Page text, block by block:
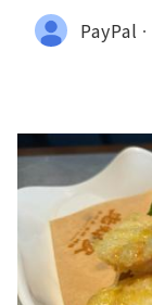
PayPal